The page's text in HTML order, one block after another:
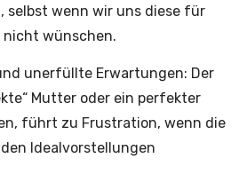
selbst wenn wir uns diese für
nicht wünschen.
unerfüllte Erwartungen: Der
Mutter oder ein perfekter
führt zu Frustration, wenn die
Idealvorstellungen